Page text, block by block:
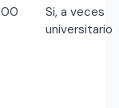
Si, a veces
universitario